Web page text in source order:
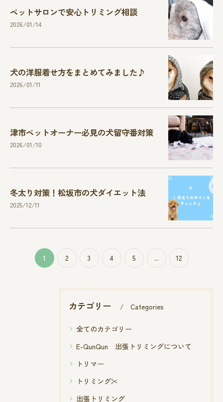
ペットサロンで安心トリミング相談
2026/01/14
犬の洋服着せ方をまとめてみました♪
2026/01/11
津市ペットオーナー必見の犬留守番対策
2026/01/10
冬太り対策！松坂市の犬ダイエット法
2025/12/11
1 2 3 4 5 ... 12
カテゴリー Categories
全てのカテゴリー
E-QunQun 出張トリミングについて
トリマー
トリミング✂
出張トリミング